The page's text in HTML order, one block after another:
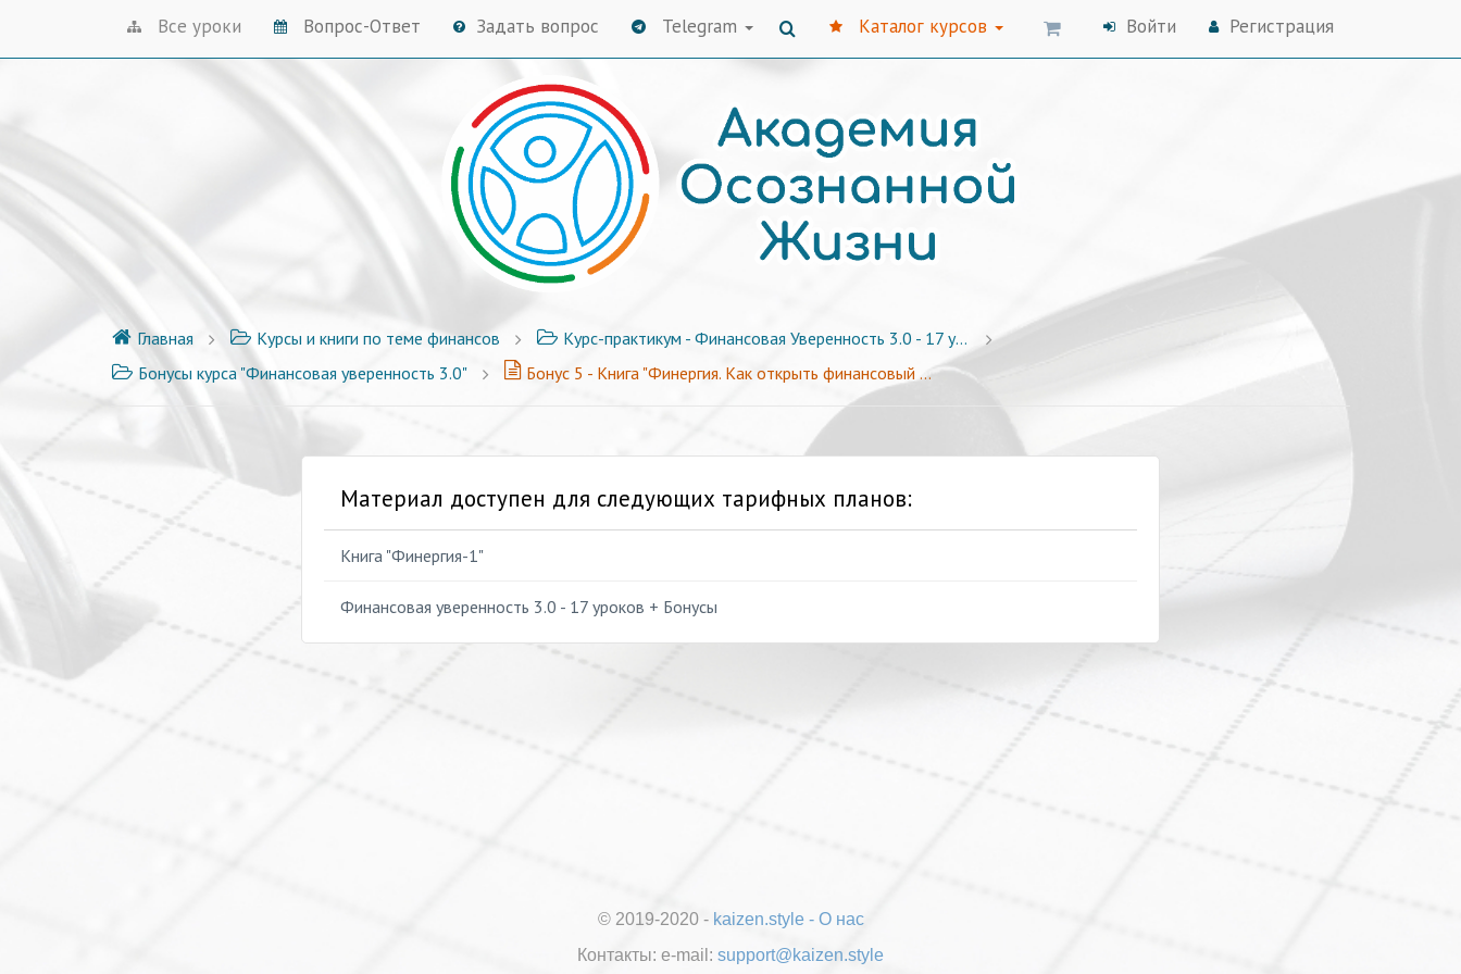
Все уроки Вопрос-Ответ Задать вопрос Telegram Каталог курсов Войти Регистрация
Главная Курсы и книги по теме финансов
Курс-практикум - Финансовая Уверенность 3.0 - 17 уроков + Бонусы
Бонусы курса "Финансовая уверенность 3.0"
Бонус 5 - Книга "Финергия. Как открыть финансовый поток за один месяц"
Материал доступен для следующих тарифных планов:
Книга "Финергия-1"
Финансовая уверенность 3.0 - 17 уроков + Бонусы
© 2019-2020 - kaizen.style- О нас
Контакты: е-mail: support@kaizen.style